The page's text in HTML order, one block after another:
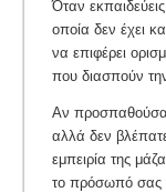
Όταν
οποία δεν έχει
να επιφέρει
που διασπούν
Αν
αλλά δεν
εμπειρία της
το πρόσωπό σας